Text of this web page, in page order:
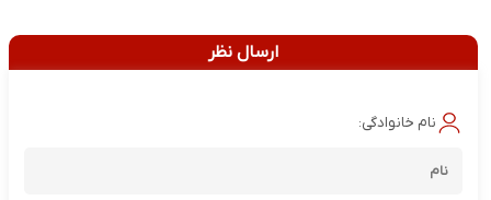
ارسال نظر
نام خانوادگی: